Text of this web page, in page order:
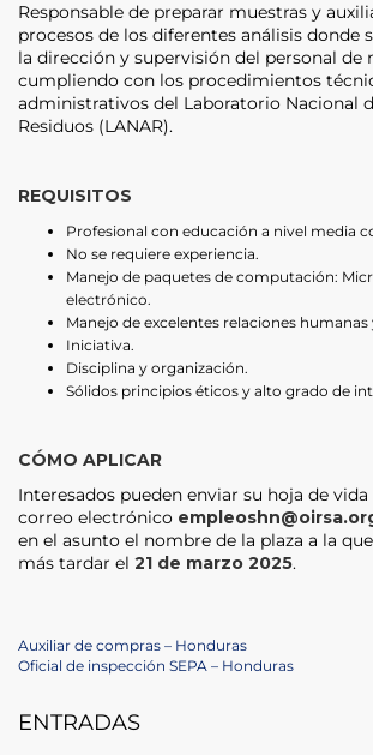
Responsable de preparar muestras y
procesos de los diferentes análisis donde
la dirección y supervisión del personal de
cumpliendo con los procedimientos
administrativos del Laboratorio Nacional
Residuos (LANAR).
REQUISITOS
Profesional con educación a nivel media
No se requiere experiencia.
Manejo de paquetes de computación:
electrónico.
Manejo de excelentes relaciones humanas
Iniciativa.
Disciplina y organización.
Sólidos principios éticos y alto grado de
CÓMO APLICAR
Interesados pueden enviar su hoja de
correo electrónico
en el asunto el nombre de la plaza a la
más tardar el 21 de marzo 2025.
Post
Previous
Post
Auxiliar de compras – Honduras
Next
Oficial de inspección SEPA – Honduras
ENTRADAS